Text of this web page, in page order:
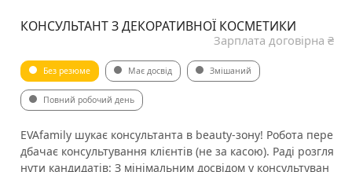
КОНСУЛЬТАНТ З ДЕКОРАТИВНОЇ КОСМЕТИКИ
Зарплата договірна ₴
Без резюме Має досвід Змішаний
Повний робочий день
EVAfamily шукає консультанта в beauty-зону! Робота пере
дбачає консультування клієнтів (не за касою). Раді розгля
нути кандидатів: З мінімальним досвідом у консультуван